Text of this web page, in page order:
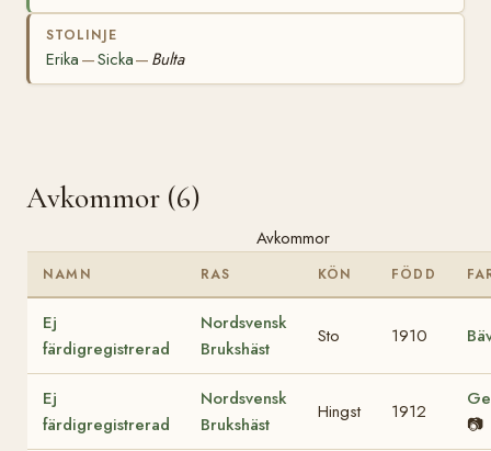
STOLINJE
Erika —Sicka— Bulta
Avkommor (6)
Avkommor
NAMN RAS KÖN FÖDD
Ej
färdigregistrerad
Nordsvensk
Brukshäst
Sto 1910
Ej
färdigregistrerad
Nordsvensk
Brukshäst
Hingst 1912
📷